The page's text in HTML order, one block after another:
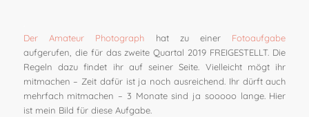
Der Amateur Photograph hat zu einer Fotoaufgabe
aufgerufen, die für das zweite Quartal 2019 FREIGESTELLT. Die
Regeln dazu findet ihr auf seiner Seite. Vielleicht mögt ihr
mitmachen – Zeit dafür ist ja noch ausreichend. Ihr dürft auch
mehrfach mitmachen – 3 Monate sind ja sooooo lange. Hier
ist mein Bild für diese Aufgabe.